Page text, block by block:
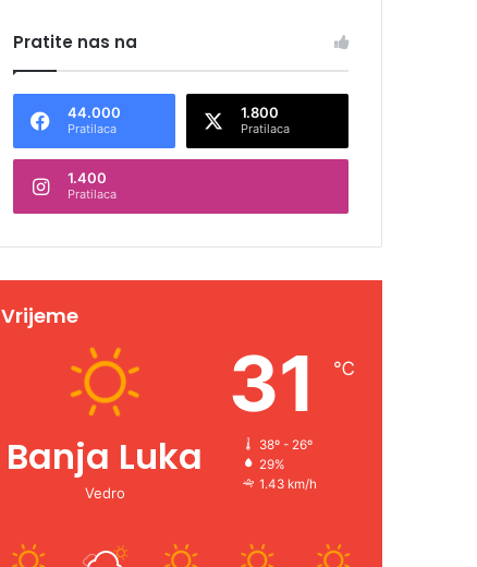
Pratite nas na
44.000
Pratilaca
1.800
Pratilaca
1.400
Pratilaca
Vrijeme
Banja Luka
Vedro
31 ℃
38º - 26º
29%
1.43 km/h